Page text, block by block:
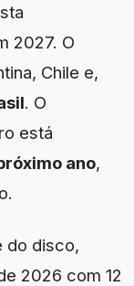
2027. O
Chile e,
. O
está
ano,
do disco,
2026 com 12